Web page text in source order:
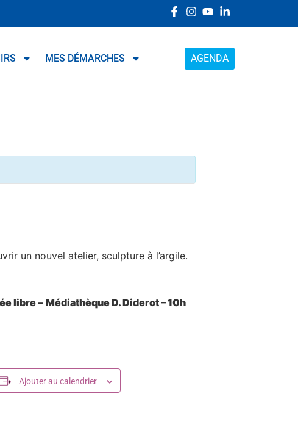
MES DÉMARCHES AGENDA
un nouvel atelier, sculpture à l’argile.
libre– Médiathèque D. Diderot – 10h
Ajouter au calendrier